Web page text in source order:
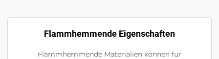
Flammhemmende Eigenschaften
Flammhemmende Materialien können für